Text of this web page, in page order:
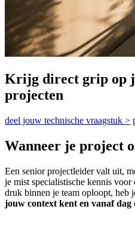
Krijg direct grip op
projecten
deel jouw technische vraagstuk >
Wanneer je project
Een senior projectleider valt uit,
je mist specialistische kennis
druk binnen je team oploopt, heb
jouw context kent en vanaf dag